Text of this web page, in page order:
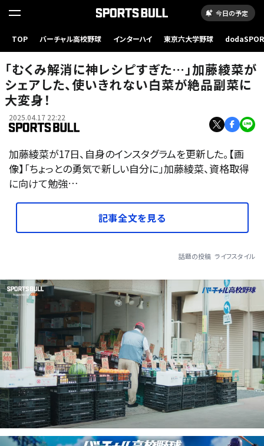
今日の予定
TOP バーチャル高校野球 インターハイ 東京六大学野球
「むくみ解消に神レシピすぎた…」加藤綾菜が
シェアした、使いきれない白菜が絶品副菜に
大変身！
2025.04.17 22:22
加藤綾菜が17日、自身のインスタグラムを更新した。【画
像】「ちょっとの勇気で新しい自分に」加藤綾菜、資格取得
に向けて勉強…
記事全文を見る
話題の投稿 ライフスタイル